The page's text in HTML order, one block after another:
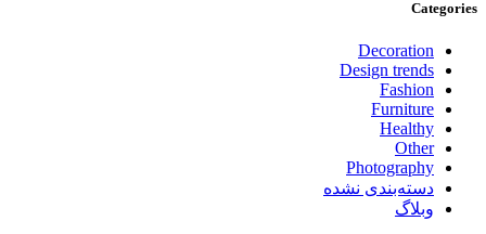
Categories
Decoration
Design trends
Fashion
Furniture
Healthy
Other
Photography
دسته‌بندی نشده
وبلاگ